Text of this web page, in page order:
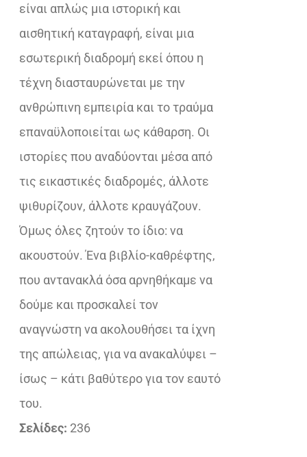
είναι απλώς μια ιστορική και
αισθητική καταγραφή, είναι μια
εσωτερική διαδρομή εκεί όπου η
τέχνη διασταυρώνεται με την
ανθρώπινη εμπειρία και το τραύμα
επαναϋλοποιείται ως κάθαρση. Οι
ιστορίες που αναδύονται μέσα από
τις εικαστικές διαδρομές, άλλοτε
ψιθυρίζουν, άλλοτε κραυγάζουν.
Όμως όλες ζητούν το ίδιο: να
ακουστούν. Ένα βιβλίο-καθρέφτης,
που αντανακλά όσα αρνηθήκαμε να
δούμε και προσκαλεί τον
αναγνώστη να ακολουθήσει τα ίχνη
της απώλειας, για να ανακαλύψει –
ίσως – κάτι βαθύτερο για τον εαυτό
του.
Σελίδες: 236